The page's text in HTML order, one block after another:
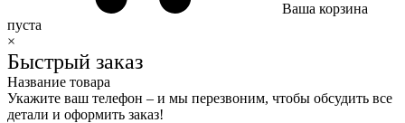
Ваша корзина
пуста
×
Быстрый заказ
Название товара
Укажите ваш телефон – и мы перезвоним, чтобы обсудить все
детали и оформить заказ!